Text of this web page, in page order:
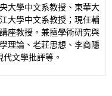
大學中文系教授、東華大
大學中文系教授；現任輔
座教授。兼擅學術研究與
理論、老莊思想、李商隱
文學批評等。